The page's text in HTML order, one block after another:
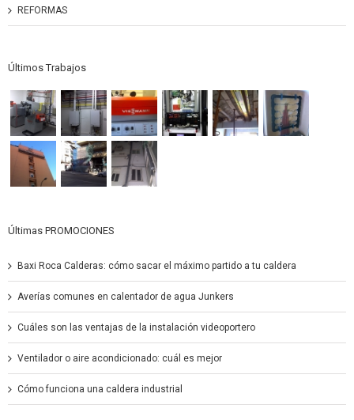
REFORMAS
Últimos Trabajos
Últimas PROMOCIONES
Baxi Roca Calderas: cómo sacar el máximo partido a tu caldera
Averías comunes en calentador de agua Junkers
Cuáles son las ventajas de la instalación videoportero
Ventilador o aire acondicionado: cuál es mejor
Cómo funciona una caldera industrial